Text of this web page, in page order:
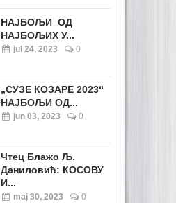
НАЈБОЉИ ОД
НАЈБОЉИХ У...
jul 24, 2023 0
„СУЗЕ КОЗАРЕ 2023“
НАЈБОЉИ ОД...
jun 03, 2023 0
Чтец Блажо Љ.
Даниловић: КОСОВУ
И...
maj 30, 2023 0